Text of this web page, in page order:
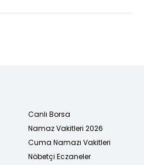
Canlı Borsa
Namaz Vakitleri 2026
Cuma Namazı Vakitleri
Nöbetçi Eczaneler